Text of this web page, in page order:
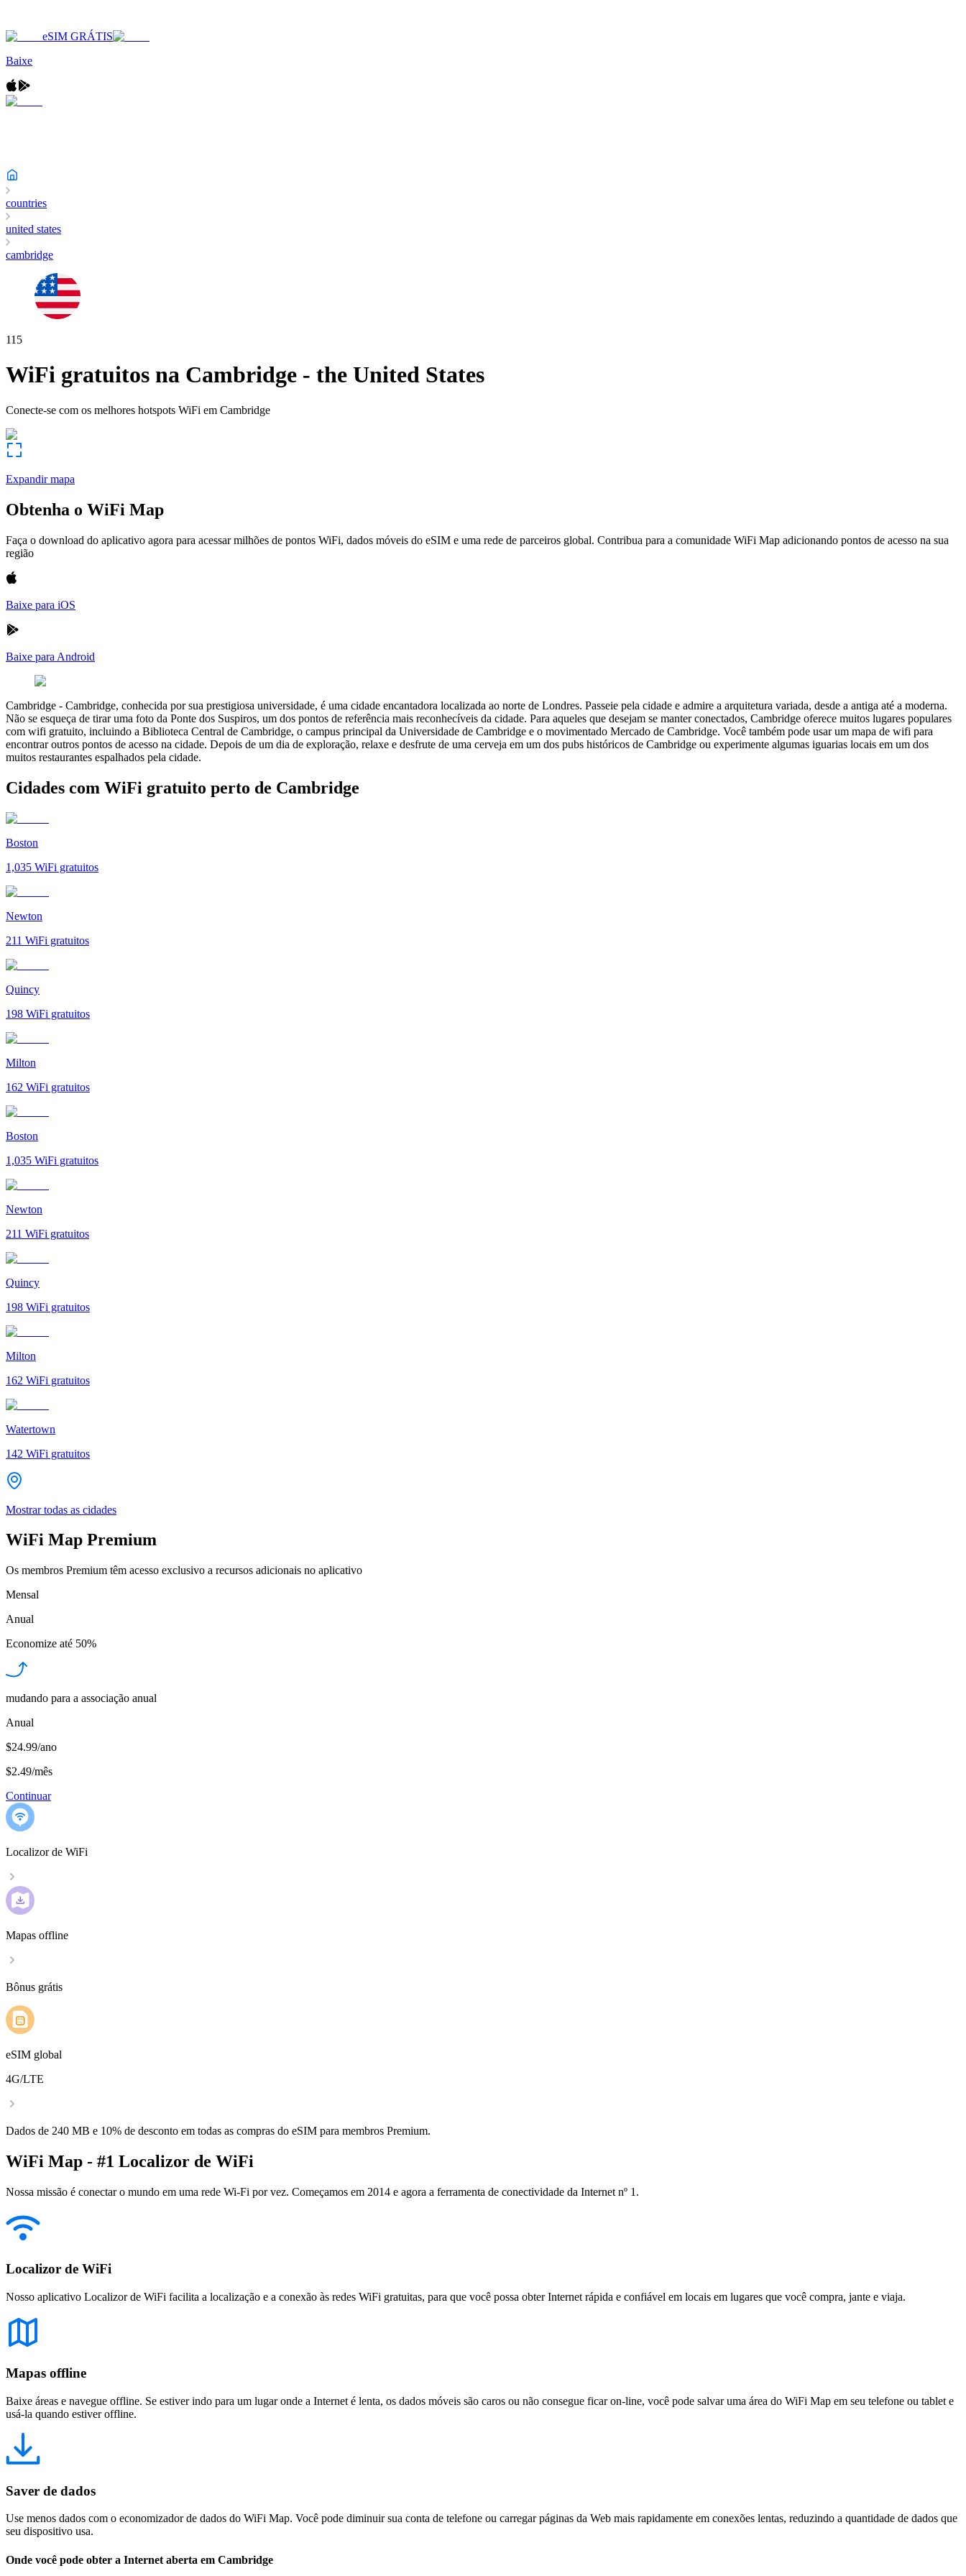
eSIM GRÁTIS
Baixe
countries
united states
cambridge
115
WiFi gratuitos na Cambridge - the United States
Conecte-se com os melhores hotspots WiFi em Cambridge
Expandir mapa
Obtenha o WiFi Map
Faça o download do aplicativo agora para acessar milhões de pontos WiFi, dados móveis do eSIM e uma rede de parceiros global. Contribua para a comunidade WiFi Map adicionando pontos de acesso na sua
região
Baixe para iOS
Baixe para Android
Cambridge - Cambridge, conhecida por sua prestigiosa universidade, é uma cidade encantadora localizada ao norte de Londres. Passeie pela cidade e admire a arquitetura variada, desde a antiga até a moderna.
Não se esqueça de tirar uma foto da Ponte dos Suspiros, um dos pontos de referência mais reconhecíveis da cidade. Para aqueles que desejam se manter conectados, Cambridge oferece muitos lugares populares
com wifi gratuito, incluindo a Biblioteca Central de Cambridge, o campus principal da Universidade de Cambridge e o movimentado Mercado de Cambridge. Você também pode usar um mapa de wifi para
encontrar outros pontos de acesso na cidade. Depois de um dia de exploração, relaxe e desfrute de uma cerveja em um dos pubs históricos de Cambridge ou experimente algumas iguarias locais em um dos
muitos restaurantes espalhados pela cidade.
Cidades com WiFi gratuito perto de Cambridge
Boston
1,035 WiFi gratuitos
Newton
211 WiFi gratuitos
Quincy
198 WiFi gratuitos
Milton
162 WiFi gratuitos
Boston
1,035 WiFi gratuitos
Newton
211 WiFi gratuitos
Quincy
198 WiFi gratuitos
Milton
162 WiFi gratuitos
Watertown
142 WiFi gratuitos
Mostrar todas as cidades
WiFi Map Premium
Os membros Premium têm acesso exclusivo a recursos adicionais no aplicativo
Mensal
Anual
Economize até 50%
mudando para a associação anual
Anual
$24.99/ano
$2.49/mês
Continuar
Localizor de WiFi
Mapas offline
Bônus grátis
eSIM global
4G/LTE
Dados de 240 MB e 10% de desconto em todas as compras do eSIM para membros Premium.
WiFi Map - #1 Localizor de WiFi
Nossa missão é conectar o mundo em uma rede Wi-Fi por vez. Começamos em 2014 e agora a ferramenta de conectividade da Internet nº 1.
Localizor de WiFi
Nosso aplicativo Localizor de WiFi facilita a localização e a conexão às redes WiFi gratuitas, para que você possa obter Internet rápida e confiável em locais em lugares que você compra, jante e viaja.
Mapas offline
Baixe áreas e navegue offline. Se estiver indo para um lugar onde a Internet é lenta, os dados móveis são caros ou não consegue ficar on-line, você pode salvar uma área do WiFi Map em seu telefone ou tablet e
usá-la quando estiver offline.
Saver de dados
Use menos dados com o economizador de dados do WiFi Map. Você pode diminuir sua conta de telefone ou carregar páginas da Web mais rapidamente em conexões lentas, reduzindo a quantidade de dados que
seu dispositivo usa.
Onde você pode obter a Internet aberta em Cambridge